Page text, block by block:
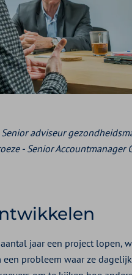
adviseur
- Senior Accountmanager
jaar een project lopen,
probleem waar ze